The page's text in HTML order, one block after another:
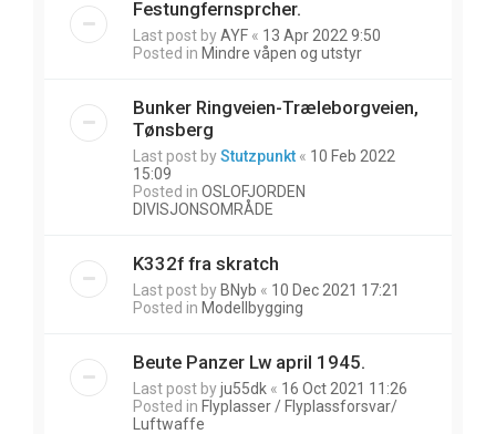
Festungfernsprcher.
Last post byAYF « 13 Apr 2022 9:50
Posted in Mindre våpen og utstyr
Bunker Ringveien-Træleborgveien,
Tønsberg
Last post byStutzpunkt « 10 Feb 2022
15:09
Posted in OSLOFJORDEN
DIVISJONSOMRÅDE
K332f fra skratch
Last post by BNyb « 10 Dec 2021 17:21
Posted in Modellbygging
Beute Panzer Lw april 1945.
Last post byju55dk « 16 Oct 2021 11:26
Posted in Flyplasser / Flyplassforsvar/
Luftwaffe